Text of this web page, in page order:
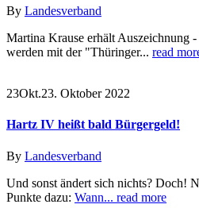
By Landesverband
Martina Krause erhält Auszeichnung
werden mit der "Thüringer... read
23Okt.23. Oktober 2022
Hartz IV heißt bald Bürgergeld!
By Landesverband
Und sonst ändert sich nichts? Doch!
Punkte dazu: Wann... read more